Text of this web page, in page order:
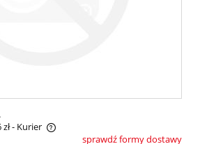
- Kurier
kosztów płatności
sprawdź formy dostawy